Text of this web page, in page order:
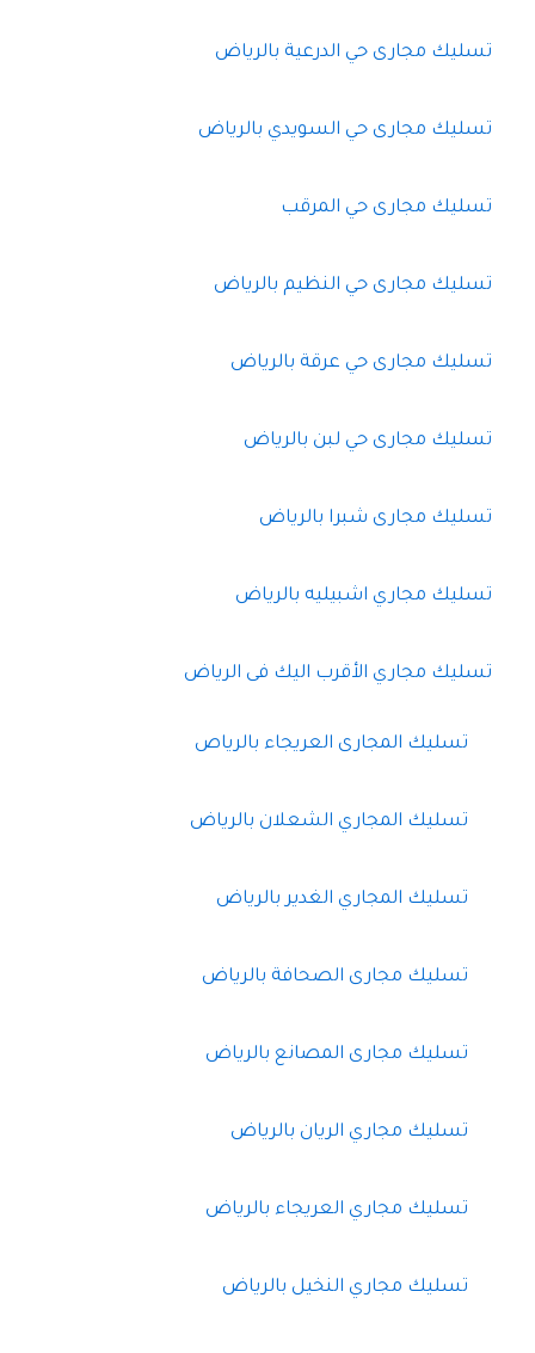
تسليك مجارى حي الدرعية بالرياض
تسليك مجارى حي السويدي بالرياض
تسليك مجارى حي المرقب
تسليك مجارى حي النظيم بالرياض
تسليك مجارى حي عرقة بالرياض
تسليك مجارى حي لبن بالرياض
تسليك مجارى شبرا بالرياض
تسليك مجاري اشبيليه بالرياض
تسليك مجاري الأقرب اليك فى الرياض
تسليك المجارى العريجاء بالرياص
تسليك المجاري الشعلان بالرياض
تسليك المجاري الغدير بالرياض
تسليك مجارى الصحافة بالرياض
تسليك مجارى المصانع بالرياض
تسليك مجاري الريان بالرياض
تسليك مجاري العريجاء بالرياض
تسليك مجاري النخيل بالرياض